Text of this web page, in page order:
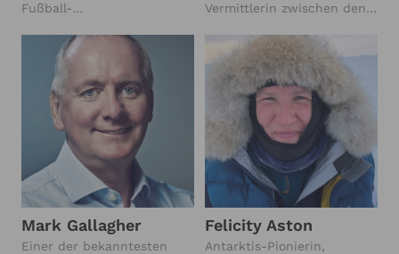
Fußball-
2024), International
anerkannter Leadership-
und Performancecoach
Vermittlerin zwischen den
Dimensions
Mark Gallagher
Einer der bekanntesten
Felicity Aston
Antarktis-Pionierin,